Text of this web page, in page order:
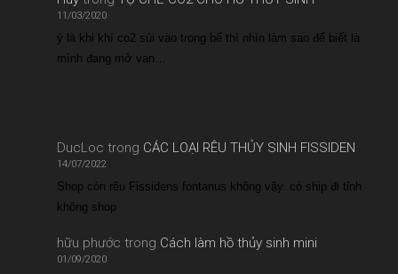
11/03/2020
ý là khi khí co2 sủi vào trong bể thì nhìn làm sao để biết là
mình đang mở van…
DucLoc trong CÁC LOẠI RÊU THỦY SINH FISSIDEN
14/07/2022
Shop còn rêu Fissidens fontanus không vậy. có ship đi tỉnh
không shop
hữu phước trong Cách làm hồ thủy sinh mini
01/09/2020